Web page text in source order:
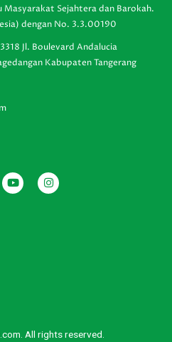
Sejahtera dan Barokah.
dengan No. 3.3.00190
Jl. Boulevard Andalucia
Kabupaten Tangerang
All rights reserved.